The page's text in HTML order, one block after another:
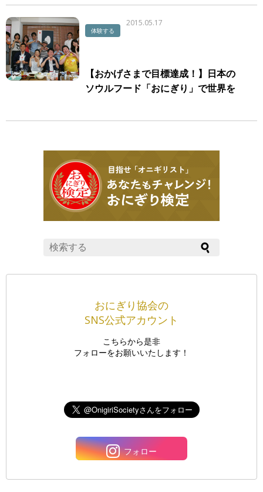
体験する
2015.05.17
【おかげさまで目標達成！】日本の
ソウルフード「おにぎり」で世界を
演決定！ご当地おにぎり開発世界編
おにぎり協会の
SNS公式アカウント
こちらから是非
フォローをお願いいたします！
フォロー